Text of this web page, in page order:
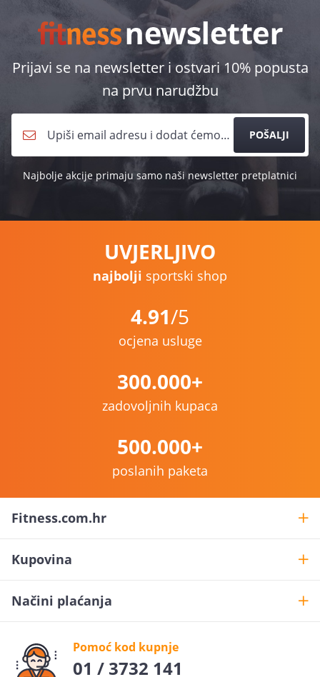
Prijavi se na newsletter i ostvari 10% popusta
na prvu narudžbu
POŠALJI
Najbolje akcije primaju samo naši newsletter pretplatnici
UVJERLJIVO
najbolji sportski shop
4.91/5
ocjena usluge
300.000+
zadovoljnih kupaca
500.000+
poslanih paketa
Fitness.com.hr
Kupovina
Načini plaćanja
Pomoć kod kupnje
01 / 3732 141